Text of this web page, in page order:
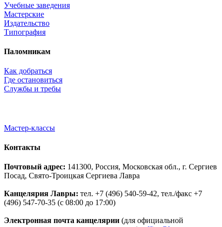
Учебные заведения
Мастерские
Издательство
Типография
Паломникам
Как добраться
Где остановиться
Службы и требы
Мастер-классы
Контакты
Почтовый адрес: 141300, Россия, Московская обл., г. Сергиев
Посад, Свято-Троицкая Сергиева Лавра
Канцелярия Лавры: тел. +7 (496) 540-59-42, тел./факс +7
(496) 547-70-35 (с 08:00 до 17:00)
Электронная почта канцелярии (для официальной